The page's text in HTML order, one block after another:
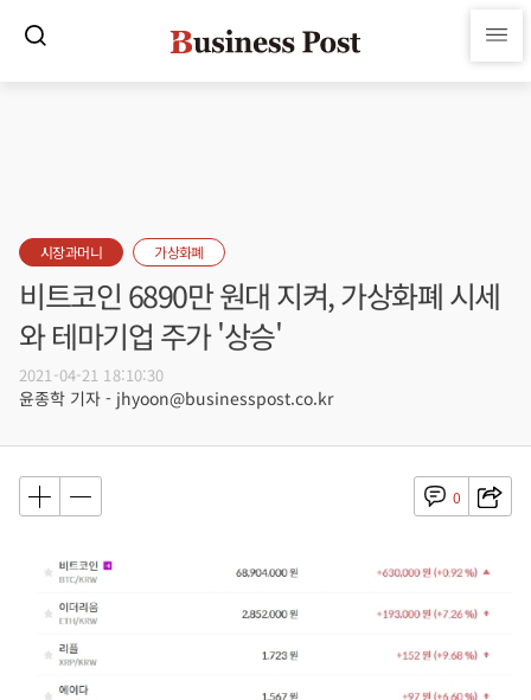
시장과머니 가상화폐
비트코인 6890만 원대 지켜, 가상화폐 시세
와 테마기업 주가 '상승'
2021-04-21 18:10:30
윤종학 기자 - jhyoon@businesspost.co.kr
0